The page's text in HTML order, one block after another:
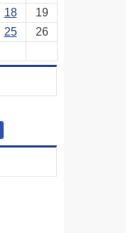
18
19
25
26